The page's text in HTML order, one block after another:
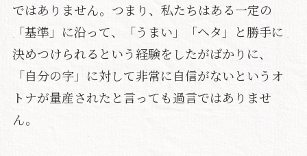
ではありません。つまり、私たちはある一定の
「基準」に沿って、「うまい」「ヘタ」と勝手に
決めつけられるという経験をしたがばかりに、
「自分の字」に対して非常に自信がないというオ
トナが量産されたと言っても過言ではありませ
ん。